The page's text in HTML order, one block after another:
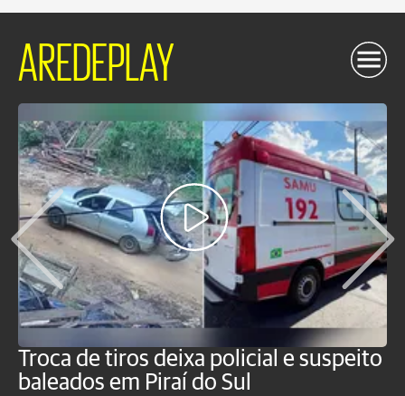
AREDEPLAY
Troca de tiros deixa policial e suspeito
baleados em Piraí do Sul